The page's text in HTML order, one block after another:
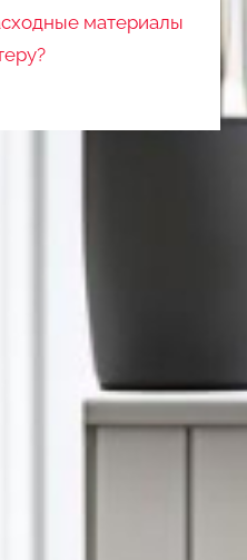
материалы